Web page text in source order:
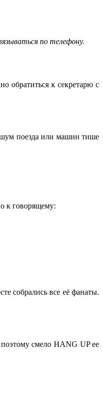
по телефону.
обратиться к секретарю с
шум поезда или машин тише
к говорящему:
собрались все её фанаты.
смело HANG UP ее